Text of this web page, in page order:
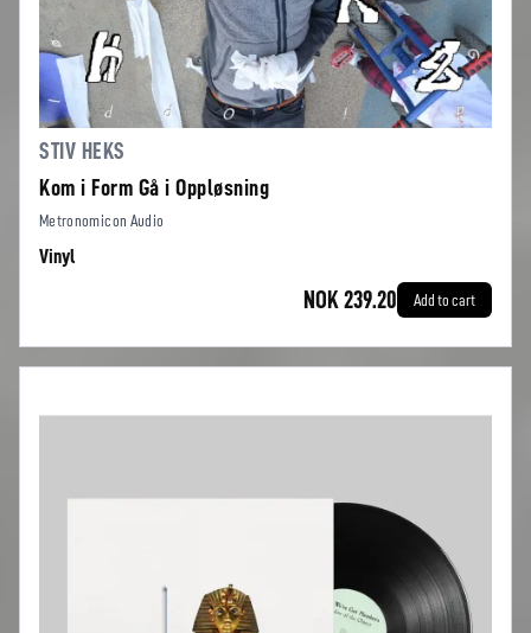
STIV HEKS
Kom i Form Gå i Oppløsning
Metronomicon Audio
Vinyl
NOK 239.20 Add to cart